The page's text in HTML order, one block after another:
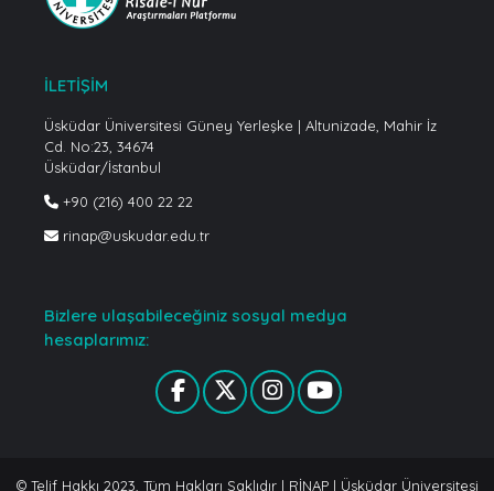
İLETİŞİM
Üsküdar Üniversitesi Güney Yerleşke | Altunizade, Mahir İz
Cd. No:23, 34674
Üsküdar/İstanbul
+90 (216) 400 22 22
rinap@uskudar.edu.tr
Bizlere ulaşabileceğiniz sosyal medya
hesaplarımız:
© Telif Hakkı 2023, Tüm Hakları Saklıdır | RİNAP | Üsküdar Üniversitesi